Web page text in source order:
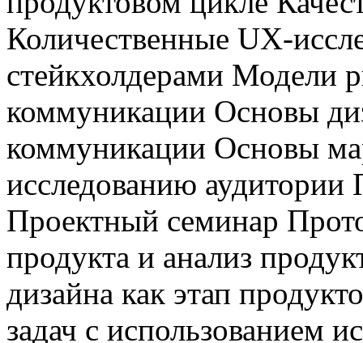
Количественные UX-
стейкхолдерами Модели
коммуникации Основы
коммуникации Основы
исследованию аудитории
Проектный семинар
продукта и анализ
дизайна как этап
задач с использованием